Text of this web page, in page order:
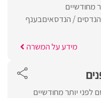
מחודשיים
/ הנדסאיםבענף
מידע על המשרה
לפני יותר מחודשיים